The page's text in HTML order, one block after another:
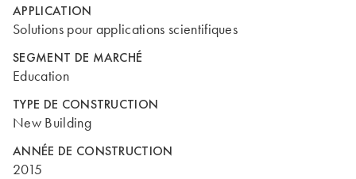
APPLICATION
Solutions pour applications scientifiques
SEGMENT DE MARCHÉ
Education
TYPE DE CONSTRUCTION
New Building
ANNÉE DE CONSTRUCTION
2015